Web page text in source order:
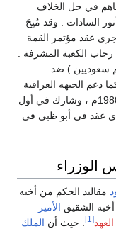
في حل الخلاف
السادات . وقد مُنِحَ
عقد مؤتمر القمة
أثناء عهده في رحاب الكعبة المشرفة .
سعوديين ) ضد
حرب أفغانستان عام 1979م ، كما دعم الجبهه العراقية
ضد إيران في بداية الحرب بينهما في سبتمبر 1980م ، وشارك في أول
عقد في أبو ظبي في
الوزراء
مقاليد الحكم من أخيه
أخيه الشقيق الأمير
[1] . حيث أن الملك